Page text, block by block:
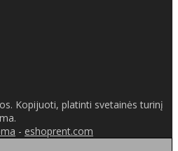
Kopijuoti, platinti svetainės turinį
- eshoprent.com